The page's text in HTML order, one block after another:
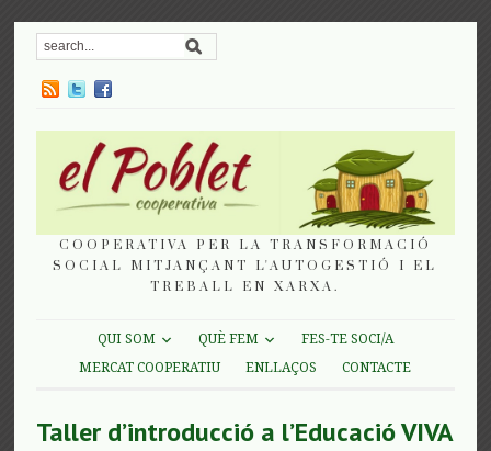
COOPERATIVA PER LA TRANSFORMACIÓ
SOCIAL MITJANÇANT L'AUTOGESTIÓ I EL
TREBALL EN XARXA.
QUI SOM QUÈ FEM
FES-TE SOCI/A
MERCAT COOPERATIU
ENLLAÇOS CONTACTE
Taller d’introducció a l’Educació VIVA